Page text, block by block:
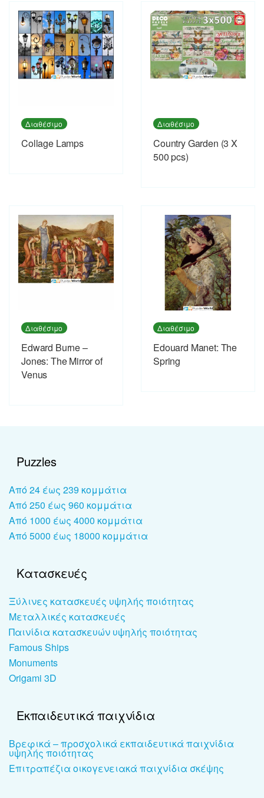
Διαθέσιμο
Collage Lamps
Διαθέσιμο
Country Garden (3 X
500 pcs)
Διαθέσιμο
Edward Burne –
Jones: The Mirror of
Venus
Διαθέσιμο
Εdouard Manet: The
Spring
Puzzles
Από 24 έως 239 κομμάτια
Από 250 έως 960 κομμάτια
Από 1000 έως 4000 κομμάτια
Από 5000 έως 18000 κομμάτια
Κατασκευές
Ξύλινες κατασκευές υψηλής ποιότητας
Μεταλλικές κατασκευές
Παινίδια κατασκευών υψηλής ποιότητας
Famous Ships
Monuments
Origami 3D
Εκπαιδευτικά παιχνίδια
Βρεφικά – προσχολικά εκπαιδευτικά παιχνίδια
υψηλής ποιότητας
Επιτραπέζια οικογενειακά παιχνίδια σκέψης